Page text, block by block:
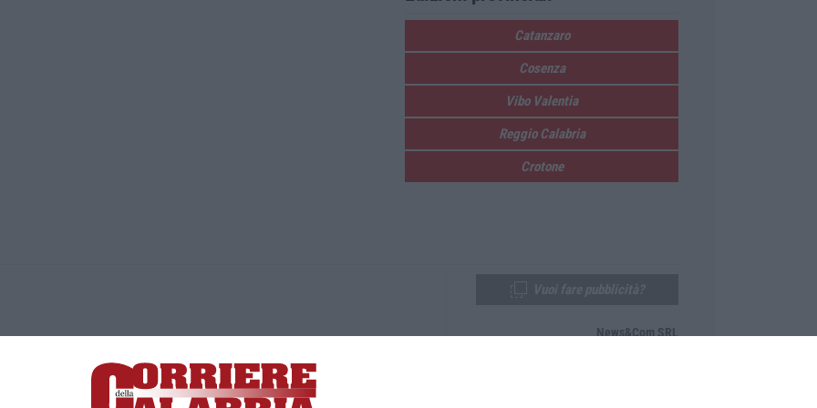
Catanzaro
Cosenza
Vibo Valentia
Reggio Calabria
Crotone
Lamezia Terme (CZ)
responsabile Paola Militano |Privacy
News&Com SRL